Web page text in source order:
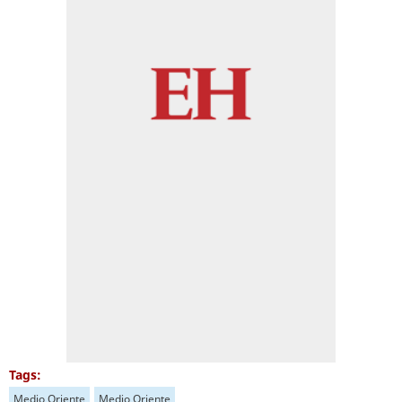
Tags:
Medio Oriente Medio Oriente